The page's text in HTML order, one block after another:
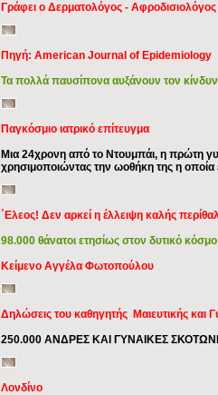
Γράφει ο Δερματολόγος -
Πηγή: American Journal of Epidemiology
Τα πολλά παυσίπονα αυξάνουν τον
Παγκόσμιο ιατρικό επίτευγμα
Μια 24χρονη από το Ντουμπάι, η πρώτη
χρησιμοποιώντας την ωοθήκη της η οποία
΄Ελεος! Δεν αρκεί η έλλειψη καλής
98.000 θάνατοι ετησίως στον δυτικό
Κείμενο Αγγέλα Φωτοπούλου
Δηλώσεις του καθηγητής Μαιευτικής και
250.000 ΑΝΔΡΕΣ ΚΑΙ ΓΥΝΑΙΚΕΣ
Λονδίνο